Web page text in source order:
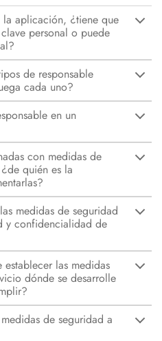
aplicación, ¿tiene que
personal o puede
de responsable
cada uno?
en un
con medidas de
quién es la
medidas de seguridad
y confidencialidad de
las medidas
dónde se desarrolle
de seguridad a